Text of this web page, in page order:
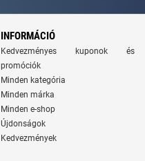
INFORMÁCIÓ
Kedvezményes kuponok és
promóciók
Minden kategória
Minden márka
Minden e-shop
Újdonságok
Kedvezmények